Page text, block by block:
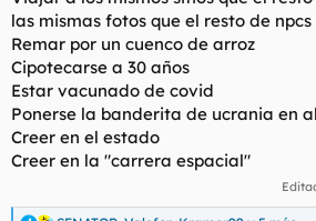
las mismas fotos que el resto de npcs
Remar por un cuenco de arroz
Cipotecarse a 30 años
Estar vacunado de covid
Ponerse la banderita de ucrania en
Creer en el estado
Creer en la "carrera espacial"